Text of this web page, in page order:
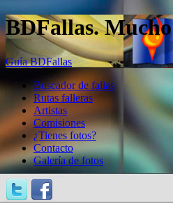
BDFallas.
Guía BDFallas
Buscador de fallas
Rutas falleras
Artistas
Comisiones
¿Tienes fotos?
Contacto
Galería de fotos